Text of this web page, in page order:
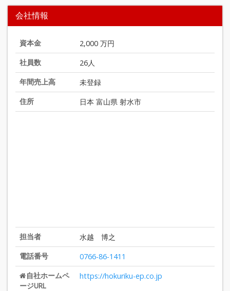
会社情報
資本金
2,000 万円
社員数
26人
年間売上高
未登録
住所
日本 富山県 射水市
担当者
水越 博之
電話番号
0766-86-1411
自社ホームペ
ージURL
https://hokuriku-ep.co.jp